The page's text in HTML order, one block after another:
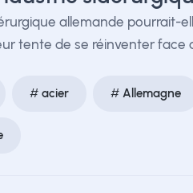
allemande pourrait-
tente de se réinventer
acier Allemagne